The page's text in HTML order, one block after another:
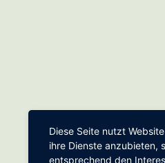
Diese Seite nutzt
ihre Dienste anzubieten,
entsprechend den